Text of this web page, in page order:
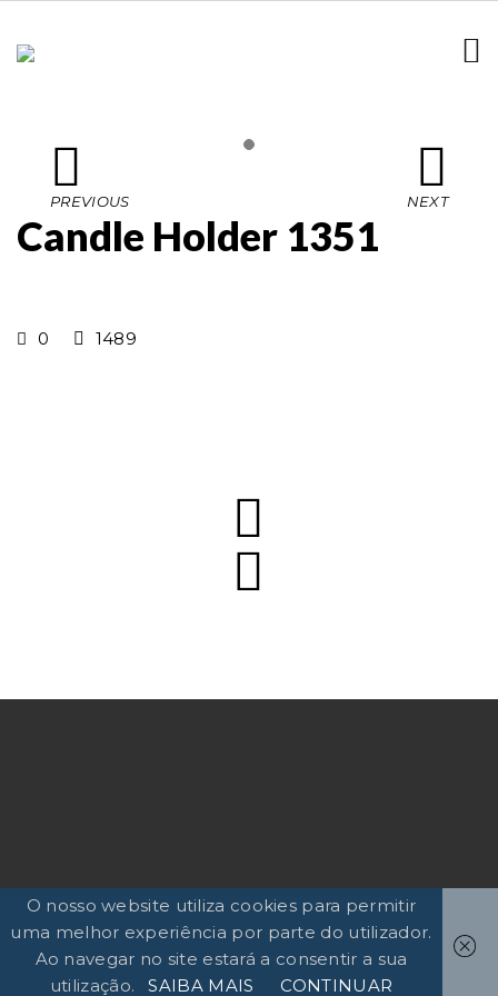
Candle Holder 1351
0 1489
O nosso website utiliza cookies para permitir
uma melhor experiência por parte do utilizador.
Ao navegar no site estará a consentir a sua
utilização.
SAIBA MAIS CONTINUAR